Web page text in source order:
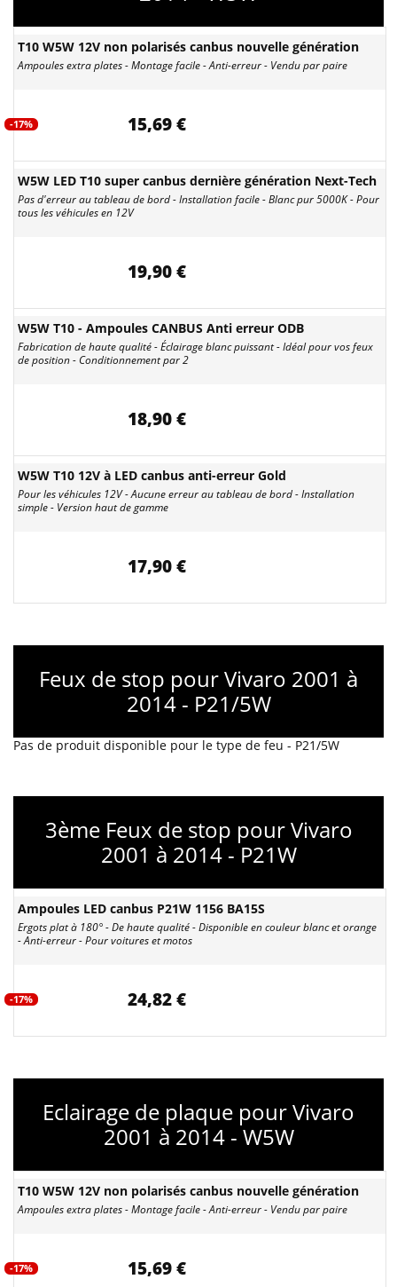
T10 W5W 12V non polarisés canbus nouvelle génération
Ampoules extra plates - Montage facile - Anti-erreur - Vendu par paire
-17% 15,69 €
W5W LED T10 super canbus dernière génération Next-Tech
Pas d'erreur au tableau de bord - Installation facile - Blanc pur 5000K - Pour
tous les véhicules en 12V
19,90 €
W5W T10 - Ampoules CANBUS Anti erreur ODB
Fabrication de haute qualité - Éclairage blanc puissant - Idéal pour vos feux
de position - Conditionnement par 2
18,90 €
W5W T10 12V à LED canbus anti-erreur Gold
Pour les véhicules 12V - Aucune erreur au tableau de bord - Installation
simple - Version haut de gamme
17,90 €
Feux de stop pour Vivaro 2001 à
2014 - P21/5W
Pas de produit disponible pour le type de feu - P21/5W
3ème Feux de stop pour Vivaro
2001 à 2014 - P21W
Ampoules LED canbus P21W 1156 BA15S
Ergots plat à 180° - De haute qualité - Disponible en couleur blanc et orange
- Anti-erreur - Pour voitures et motos
-17% 24,82 €
Eclairage de plaque pour Vivaro
2001 à 2014 - W5W
T10 W5W 12V non polarisés canbus nouvelle génération
Ampoules extra plates - Montage facile - Anti-erreur - Vendu par paire
-17% 15,69 €